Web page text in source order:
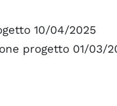
10/04/2025
progetto 01/03/